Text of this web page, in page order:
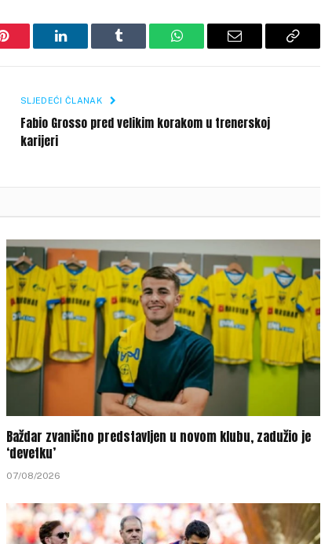
Pinterest LinkedIn Tumblr WhatsAppEmail
Copy
SLJEDEĆI ČLANAK
Fabio Grosso pred velikim korakom u trenerskoj
karijeri
Baždar zvanično predstavljen u novom klubu, zadužio je
‘devetku’
07/08/2026